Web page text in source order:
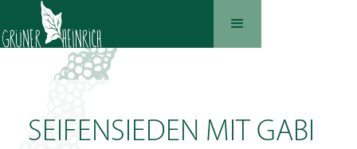
SEIFENSIEDEN MIT GABI